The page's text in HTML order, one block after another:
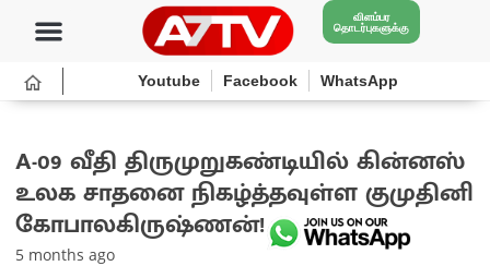
விளம்பர
தொடர்புகளுக்கு
Youtube Facebook WhatsApp
A-09 வீதி திருமுறுகண்டியில் கின்னஸ்
உலக சாதனை நிகழ்த்தவுள்ள குமுதினி
கோபாலகிருஷ்ணன்!
5 months ago